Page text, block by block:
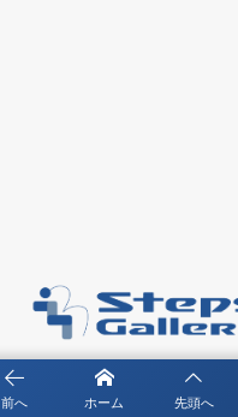
前へ ホーム 先頭へ
－0061 東京都中央区銀座4-4-